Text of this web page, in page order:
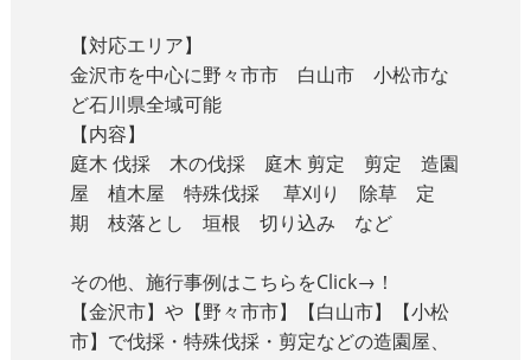
【対応エリア】
金沢市を中心に野々市市 白山市 小松市な
ど石川県全域可能
【内容】
庭木 伐採 木の伐採 庭木 剪定 剪定 造園
屋 植木屋 特殊伐採 草刈り 除草 定
期 枝落とし 垣根 切り込み など
その他、施行事例はこちらをClick→！
【金沢市】や【野々市市】【白山市】【小松
市】で伐採・特殊伐採・剪定などの造園屋、